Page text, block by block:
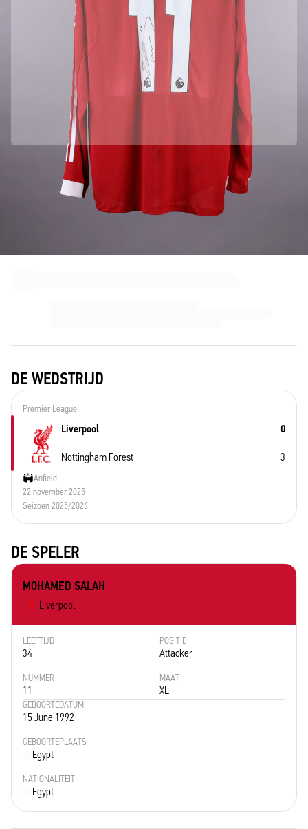
Officiële samenwerking met Liverpool FC
We hebben dit product rechtstreeks bij Liverpool FC opgehaald om de echtheid ervan te
DE WEDSTRIJD
Premier League
Liverpool 0
Nottingham Forest 3
Anfield
22 november 2025
Seizoen 2025/2026
DE SPELER
MOHAMED SALAH
Liverpool
LEEFTIJD
34
POSITIE
Attacker
NUMMER
11
MAAT
XL
GEBOORTEDATUM
15 June 1992
GEBOORTEPLAATS
Egypt
NATIONALITEIT
Egypt